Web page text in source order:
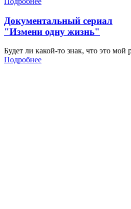
Документальный сериал
"Измени одну жизнь"
Будет ли какой-то знак, что это
Подробнее